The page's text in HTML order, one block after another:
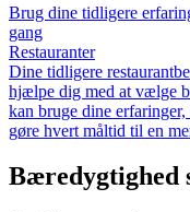
Brug dine tidligere
gang
Restauranter
Dine tidligere
hjælpe dig med at vælge
kan bruge dine
gøre hvert måltid til en
Bæredygtighed